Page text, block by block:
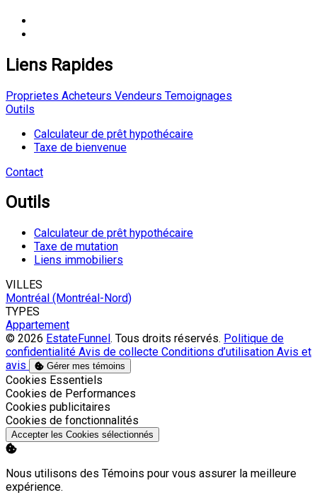
Liens Rapides
Proprietes Acheteurs Vendeurs Temoignages
Outils
Calculateur de prêt hypothécaire
Taxe de bienvenue
Contact
Outils
Calculateur de prêt hypothécaire
Taxe de mutation
Liens immobiliers
VILLES
Montréal (Montréal-Nord)
TYPES
Appartement
© 2026 EstateFunnel . Tous droits réservés. Politique de
confidentialité Avis de collecte Conditions d’utilisation Avis et
avis
Gérer mes témoins
Activer
Cookies Essentiels
Activer
Cookies de Performances
Activer
Cookies publicitaires
Activer
Cookies de fonctionnalités
Accepter les Cookies sélectionnés
Nous utilisons des Témoins pour vous assurer la meilleure
expérience.